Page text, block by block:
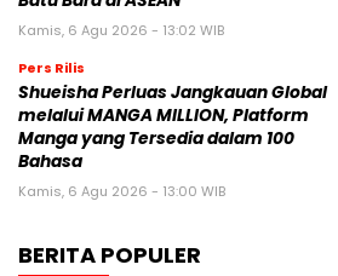
Kamis, 6 Agu 2026 - 13:02 WIB
Pers Rilis
Shueisha Perluas Jangkauan Global
melalui MANGA MILLION, Platform
Manga yang Tersedia dalam 100
Bahasa
Kamis, 6 Agu 2026 - 13:00 WIB
BERITA POPULER